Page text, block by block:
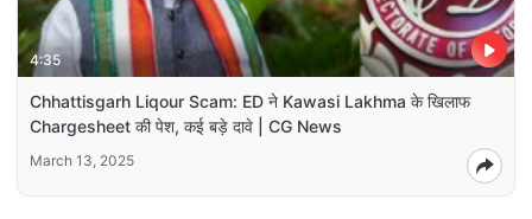
4:35
Chhattisgarh Liqour Scam: ED ने Kawasi Lakhma के खिलाफ
Chargesheet की पेश, कई बड़े दावे | CG News
March 13, 2025